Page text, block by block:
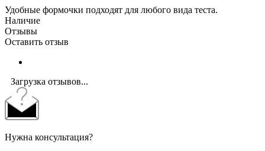
Удобные формочки подходят для любого вида теста.
Наличие
Отзывы
Оставить отзыв
Загрузка отзывов...
Нужна консультация?